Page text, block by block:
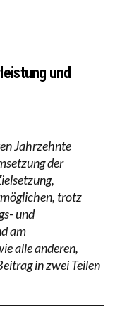
und
Jahrzehnte
der
trotz
und
am
alle anderen,
in zwei Teilen